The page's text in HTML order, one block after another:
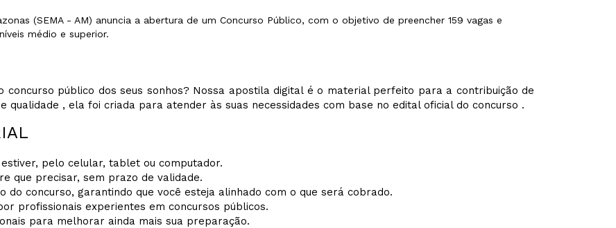
(SEMA - AM) anuncia a abertura de um Concurso Público, com o objetivo de preencher 159 vagas e
médio e superior.
concurso público dos seus sonhos? Nossa apostila digital é o material perfeito para a contribuição de
qualidade , ela foi criada para atender às suas necessidades com base no edital oficial do concurso .
pelo celular, tablet ou computador.
que precisar, sem prazo de validade.
do concurso, garantindo que você esteja alinhado com o que será cobrado.
profissionais experientes em concursos públicos.
para melhorar ainda mais sua preparação.